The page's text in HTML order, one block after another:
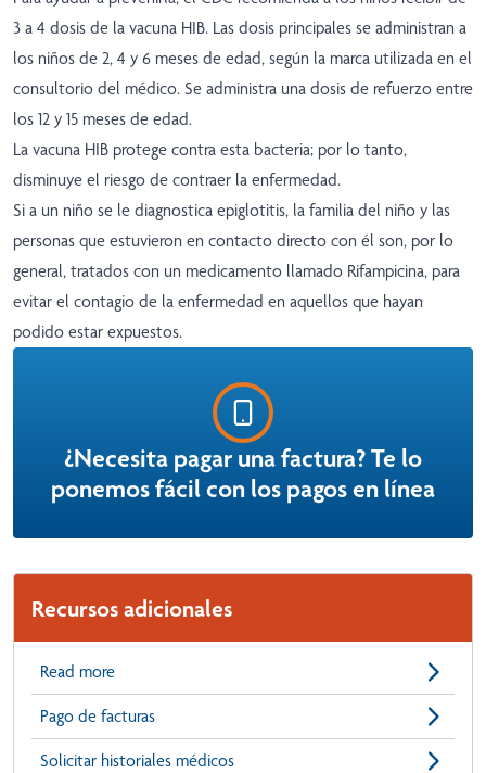
3 a 4 dosis de la vacuna HIB. Las dosis principales se administran a
los niños de 2, 4 y 6 meses de edad, según la marca utilizada en el
consultorio del médico. Se administra una dosis de refuerzo entre
los 12 y 15 meses de edad.
La vacuna HIB protege contra esta bacteria; por lo tanto,
disminuye el riesgo de contraer la enfermedad.
Si a un niño se le diagnostica epiglotitis, la familia del niño y las
personas que estuvieron en contacto directo con él son, por lo
general, tratados con un medicamento llamado Rifampicina, para
evitar el contagio de la enfermedad en aquellos que hayan
podido estar expuestos.
¿Necesita pagar una factura? Te lo
ponemos fácil con los pagos en línea
Recursos adicionales
Read more
Pago de facturas
Solicitar historiales médicos